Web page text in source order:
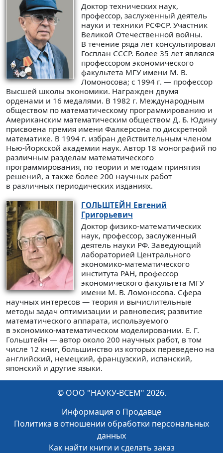
Доктор технических наук,
профессор, заслуженный деятель
науки и техники РСФСР. Участник
Великой Отечественной войны.
В течение ряда лет консультировал
Госплан СССР. Более 35 лет являлся
профессором экономического
факультета МГУ имени М. В.
Ломоносова; с 1994 г. — профессор
Высшей школы экономики. Награжден двумя
орденами и 16 медалями. В 1982 г. Международным
обществом по математическому программированию и
Американским математическим обществом Д. Б. Юдину
присвоена премия имени Фалкерсона по дискретной
математике. В 1994 г. избран действительным членом
Нью-Йоркской академии наук. Автор 18 монографий по
различным разделам математического
программирования, по теории и методам принятия
решений, а также более 200 научных работ
в различных периодических изданиях.
ГОЛЬШТЕЙН Евгений
Григорьевич
Доктор физико-математических
наук, профессор, заслуженный
деятель науки РФ. Заведующий
лабораторией Центрального
экономико-математического
института РАН, профессор
экономического факультета МГУ
имени М. В. Ломоносова. Сфера
научных интересов — теория и вычислительные
методы задач оптимизации и равновесия; развитие
математического аппарата, используемого
в экономико-математическом моделировании. Е. Г.
Гольштейн — автор около 200 научных работ, в том
числе 12 книг, большинство из которых переведено на
английский, немецкий, французский, испанский,
японский и другие языки.
© ООО "НАУКУ-ВСЕМ" 2026.
Информация о Продавце
Политика в отношении обработки персональных
данных
Как найти книги и сделать заказ